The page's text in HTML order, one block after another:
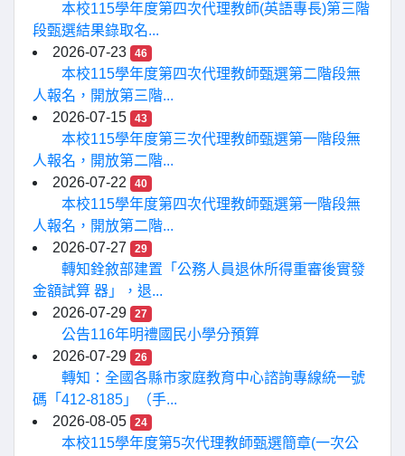
本校115學年度第四次代理教師(英語專長)第三階
段甄選結果錄取名...
2026-07-23
46
本校115學年度第四次代理教師甄選第二階段無
人報名，開放第三階...
2026-07-15
43
本校115學年度第三次代理教師甄選第一階段無
人報名，開放第二階...
2026-07-22
40
本校115學年度第四次代理教師甄選第一階段無
人報名，開放第二階...
2026-07-27
29
轉知銓敘部建置「公務人員退休所得重審後實發
金額試算 器」，退...
2026-07-29
27
公告116年明禮國民小學分預算
2026-07-29
26
轉知：全國各縣市家庭教育中心諮詢專線統一號
碼「412-8185」（手...
2026-08-05
24
本校115學年度第5次代理教師甄選簡章(一次公